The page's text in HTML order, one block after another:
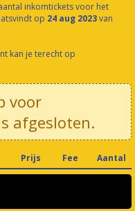
inkomtickets voor het
op 24 aug 2023van
kan je terecht op
voor
afgesloten.
Prijs Fee Aantal